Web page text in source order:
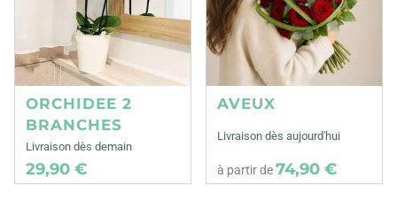
ORCHIDEE 2
BRANCHES
Livraison dès demain
29,90 €
AVEUX
Livraison dès aujourd'hui
à partir de74,90 €